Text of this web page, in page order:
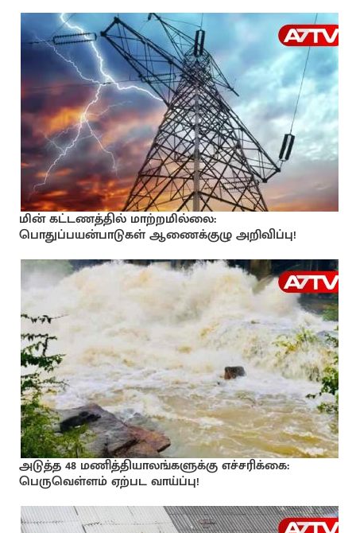
மின் கட்டணத்தில் மாற்றமில்லை:
பொதுப்பயன்பாடுகள் ஆணைக்குழு அறிவிப்பு!
அடுத்த 48 மணித்தியாலங்களுக்கு எச்சரிக்கை:
பெருவெள்ளம் ஏற்பட வாய்ப்பு!